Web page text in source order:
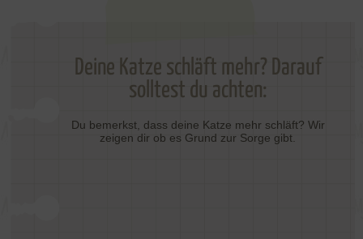
Deine Katze schläft mehr? Darauf
solltest du achten:
Du bemerkst, dass deine Katze mehr schläft? Wir
zeigen dir ob es Grund zur Sorge gibt.